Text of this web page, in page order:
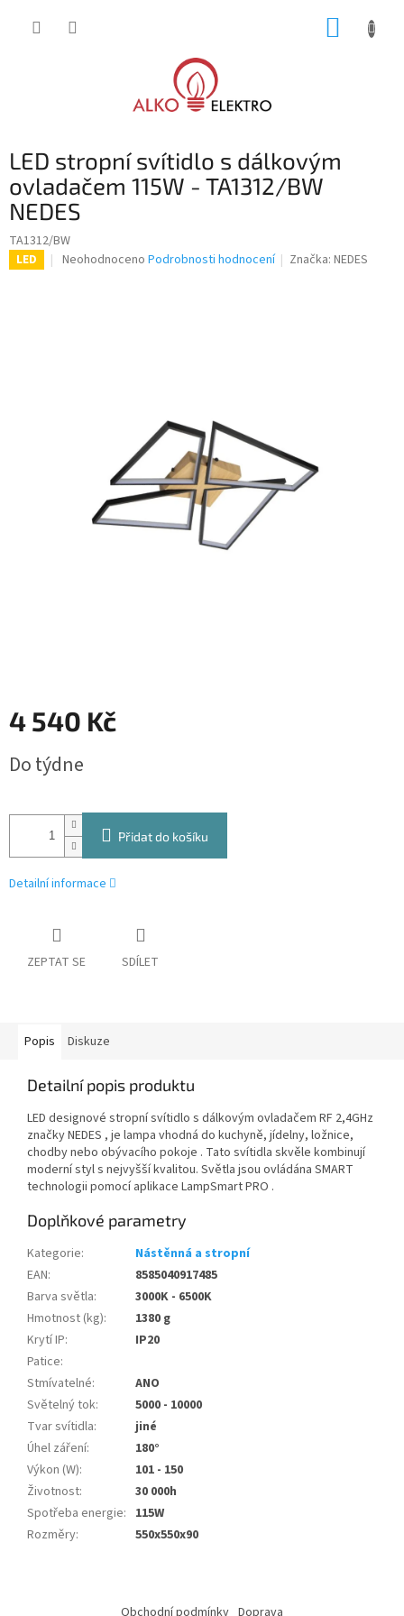
LED stropní svítidlo s dálkovým
ovladačem 115W - TA1312/BW
NEDES
TA1312/BW
LED
Průměrné
Neohodnoceno Podrobnosti hodnocení Značka:NEDES
4 540 Kč
cena:
Do týdne
Přidat do košíku
Detailní informace
ZEPTAT SE SDÍLET
Popis Diskuze
Detailní popis produktu
LED designové stropní svítidlo s dálkovým ovladačem RF 2,4GHz
značky NEDES , je lampa vhodná do kuchyně, jídelny, ložnice,
chodby nebo obývacího pokoje . Tato svítidla skvěle kombinují
moderní styl s nejvyšší kvalitou. Světla jsou ovládána SMART
technologii pomocí aplikace LampSmart PRO .
Doplňkové parametry
Kategorie:
Nástěnná a stropní
EAN:
8585040917485
Barva světla:
3000K - 6500K
Hmotnost (kg):
1380 g
Krytí IP:
IP20
Patice:
Stmívatelné:
ANO
Světelný tok:
5000 - 10000
Tvar svítidla:
jiné
Úhel záření:
180°
Výkon (W):
101 - 150
Životnost:
30 000h
Spotřeba energie: 115W
Rozměry: 550x550x90